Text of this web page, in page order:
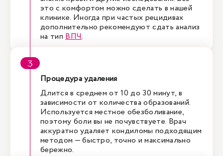
это с комфортом можно сделать в нашей
клинике. Иногда при частых рецидивах
дополнительно рекомендуют сдать анализ
на типВПЧ.
Процедура удаления
Длится в среднем от 10 до 30 минут, в
зависимости от количества образований.
Используется местное обезболивание,
поэтому боли вы не почувствуете. Врач
аккуратно удаляет кондиломы подходящим
методом — быстро, точно и максимально
бережно.